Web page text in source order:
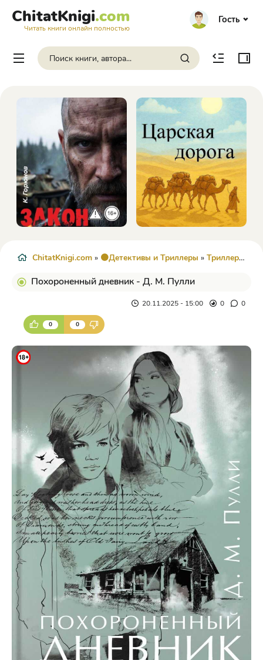
ChitatKnigi.com
Читать книги онлайн полностью
Гость
ChitatKnigi.com » 🟠Детективы и Триллеры » Триллер»
Похороненный дневник - Д. М. Пулли
20.11.2025 - 15:00 0 0
0 0